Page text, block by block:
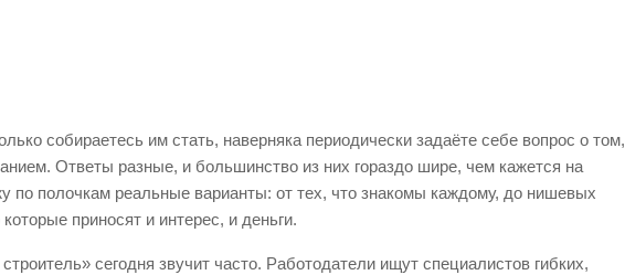
собираетесь им стать, наверняка периодически задаёте себе вопрос о том,
Ответы разные, и большинство из них гораздо шире, чем кажется на
по полочкам реальные варианты: от тех, что знакомы каждому, до нишевых
приносят и интерес, и деньги.
сегодня звучит часто. Работодатели ищут специалистов гибких,